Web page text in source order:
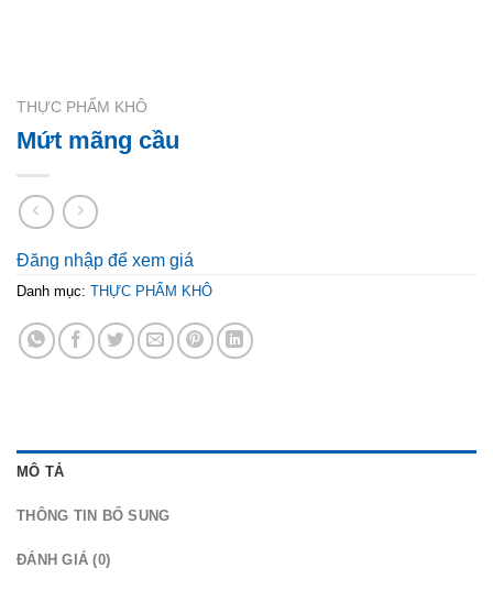
THỰC PHẨM KHÔ
Mứt mãng cầu
Đăng nhập để xem giá
Danh mục: THỰC PHẨM KHÔ
MÔ TẢ
THÔNG TIN BỔ SUNG
ĐÁNH GIÁ (0)